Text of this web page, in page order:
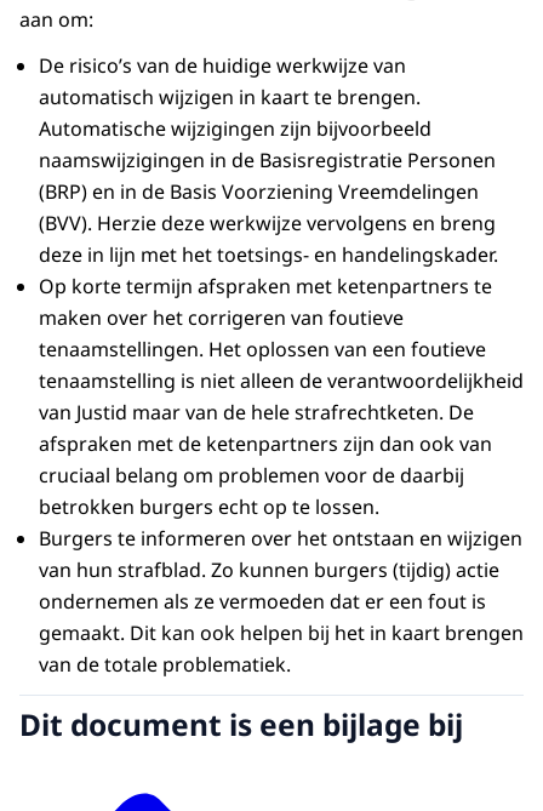
aan om:
De risico’s van de huidige werkwijze van
automatisch wijzigen in kaart te brengen.
Automatische wijzigingen zijn bijvoorbeeld
naamswijzigingen in de Basisregistratie Personen
(BRP) en in de Basis Voorziening Vreemdelingen
(BVV). Herzie deze werkwijze vervolgens en breng
deze in lijn met het toetsings- en handelingskader.
Op korte termijn afspraken met ketenpartners te
maken over het corrigeren van foutieve
tenaamstellingen. Het oplossen van een foutieve
tenaamstelling is niet alleen de verantwoordelijkheid
van Justid maar van de hele strafrechtketen. De
afspraken met de ketenpartners zijn dan ook van
cruciaal belang om problemen voor de daarbij
betrokken burgers echt op te lossen.
Burgers te informeren over het ontstaan en wijzigen
van hun strafblad. Zo kunnen burgers (tijdig) actie
ondernemen als ze vermoeden dat er een fout is
gemaakt. Dit kan ook helpen bij het in kaart brengen
van de totale problematiek.
Dit document is een bijlage bij